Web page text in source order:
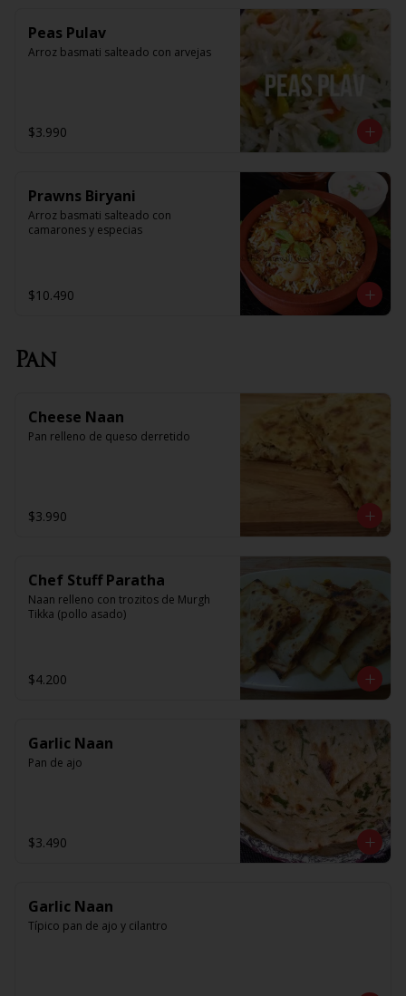
Peas Pulav
Arroz basmati salteado con arvejas
$3.990
Prawns Biryani
Arroz basmati salteado con
camarones y especias
$10.490
Pan
Cheese Naan
Pan relleno de queso derretido
$3.990
Chef Stuff Paratha
Naan relleno con trozitos de Murgh
Tikka (pollo asado)
$4.200
Garlic Naan
Pan de ajo
$3.490
Garlic Naan
Típico pan de ajo y cilantro